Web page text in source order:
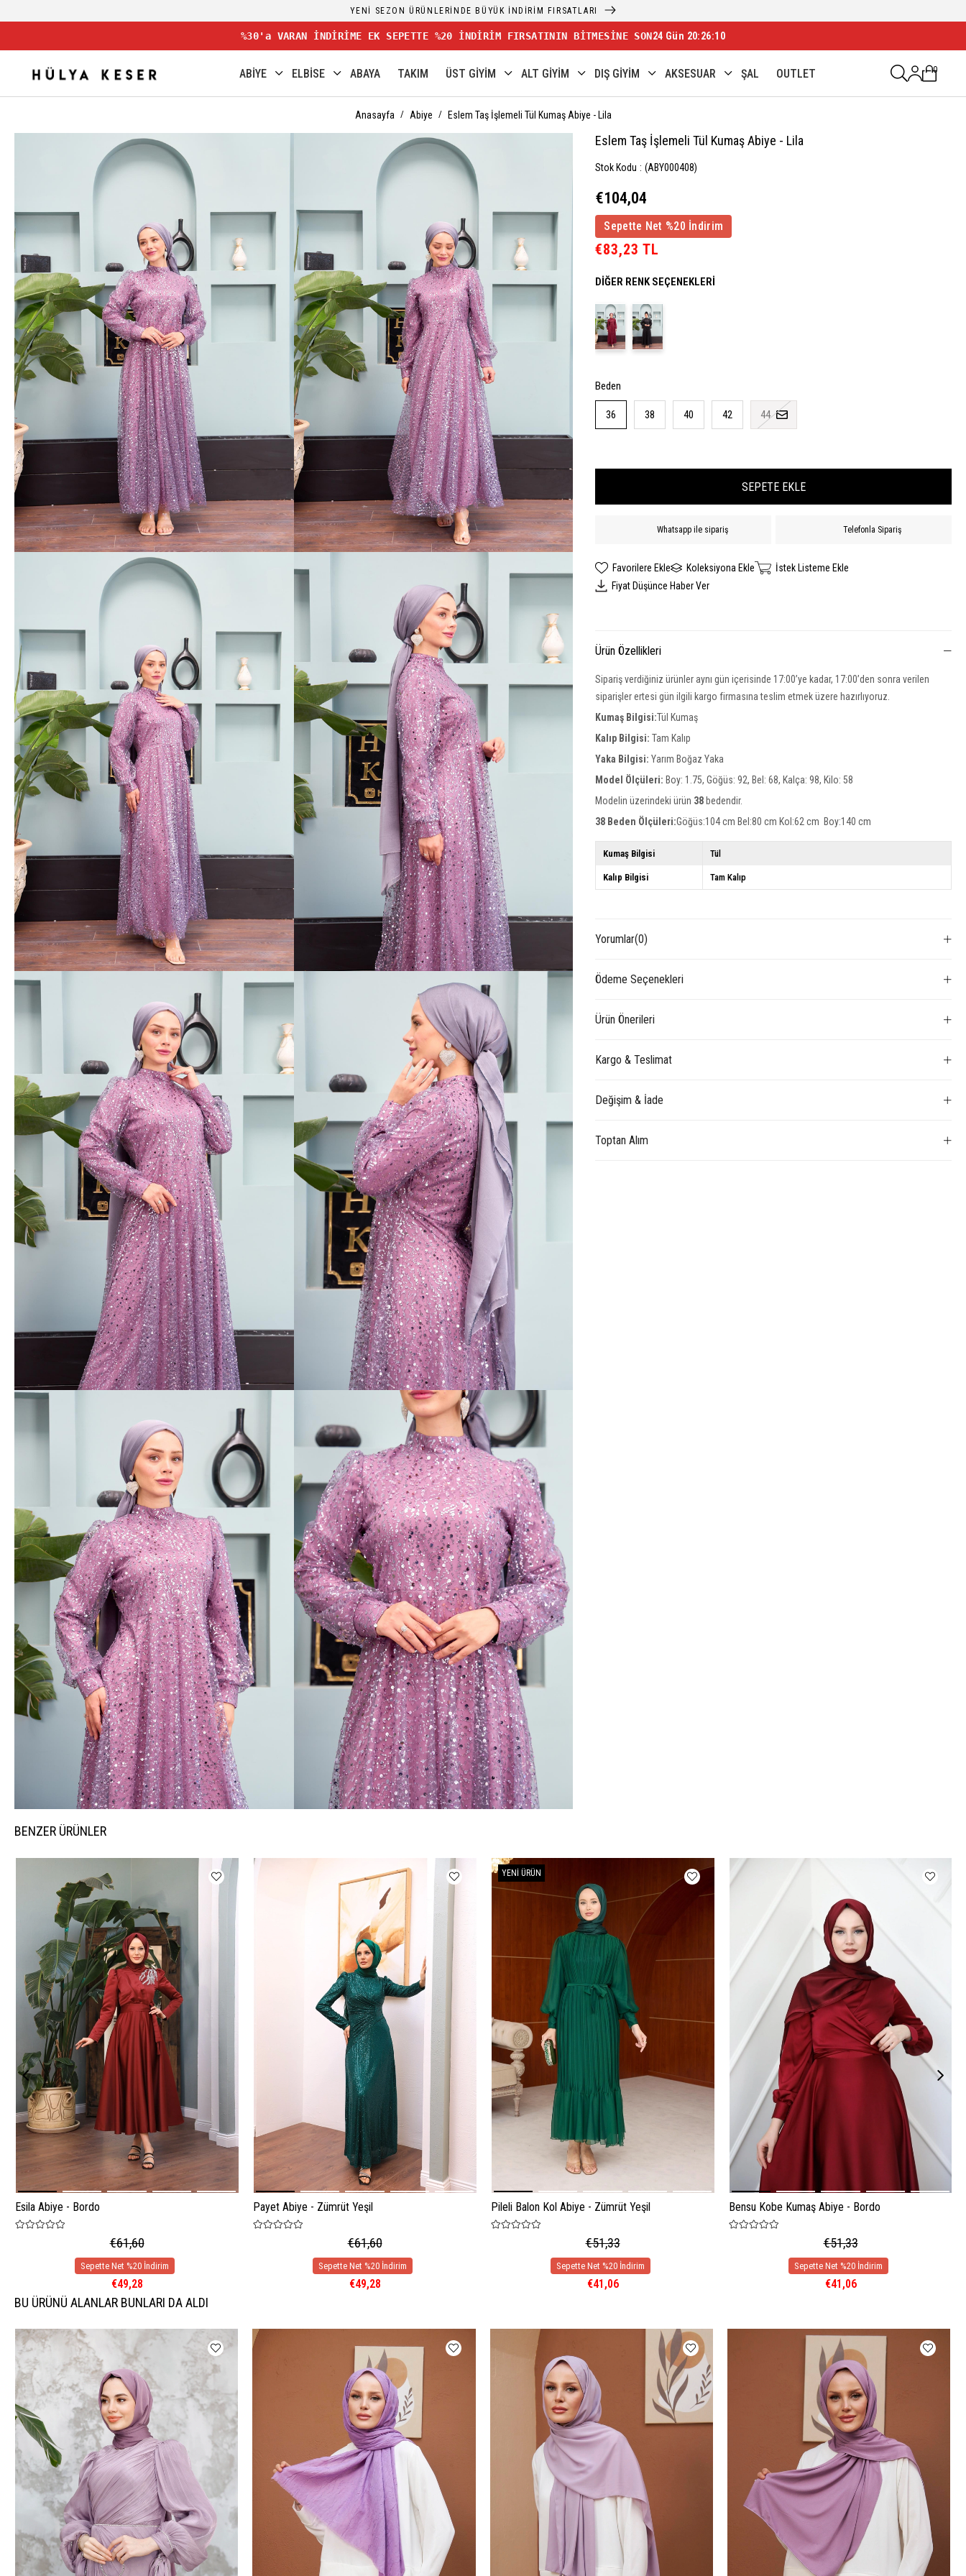
YENİ SEZON ÜRÜNLERİNDE BÜYÜK İNDİRİM FIRSATLARI
%30'a VARAN İNDİRİME EK SEPETTE %20 İNDİRİM FIRSATININ BİTMESİNE SON24 Gün 20:26:08
ABİYE ELBİSE ABAYA TAKIM ÜST GİYİM ALT GİYİM DIŞ GİYİM AKSESUAR ŞAL OUTLET 0
Anasayfa Abiye Eslem Taş İşlemeli Tül Kumaş Abiye - Lila
Eslem Taş İşlemeli Tül Kumaş Abiye - Lila
Stok Kodu (ABY000408)
€104,04
Sepette Net %20 İndirim
€83,23 TL
DIĞER RENK SEÇENEKLERI
Beden
36 38 40 42 44
Whatsapp ile sipariş Telefonla Sipariş
Favorilere Ekle Koleksiyona Ekle
İstek Listeme Ekle
Fiyat Düşünce Haber Ver
Ürün Özellikleri
Sipariş verdiğiniz ürünler aynı gün içerisinde 17:00’ye kadar, 17:00’den sonra verilen
siparişler ertesi gün ilgili kargo firmasına teslim etmek üzere hazırlıyoruz.
Kumaş Bilgisi:Tül Kumaş
Kalıp Bilgisi:Tam Kalıp
Yaka Bilgisi: Yarım Boğaz Yaka
Model Ölçüleri: Boy: 1.75, Göğüs: 92, Bel: 68, Kalça: 98, Kilo: 58
Modelin üzerindeki ürün 38 bedendir.
38 Beden Ölçüleri:Göğüs:104 cm Bel:80 cm Kol:62 cm Boy:140 cm
Kumaş Bilgisi Tül
Kalıp Bilgisi Tam Kalıp
Yorumlar(0)
Ödeme Seçenekleri
Ürün Önerileri
Kargo & Teslimat
Değişim & İade
Toptan Alım
BENZER ÜRÜNLER
Esila Abiye - Bordo
€61,60
€49,28
Payet Abiye - Zümrüt Yeşil
€61,60
€49,28
Pileli Balon Kol Abiye - Zümrüt Yeşil
€51,33
€41,06
YENI ÜRÜN
Bensu Kobe Kumaş Abiye - Bordo
€51,33
€41,06
BU ÜRÜNÜ ALANLAR BUNLARI DA ALDI